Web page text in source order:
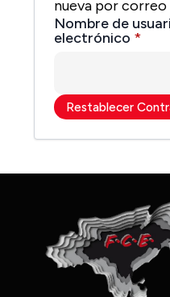
nueva por
Nombre de
electrónico *
Restablecer